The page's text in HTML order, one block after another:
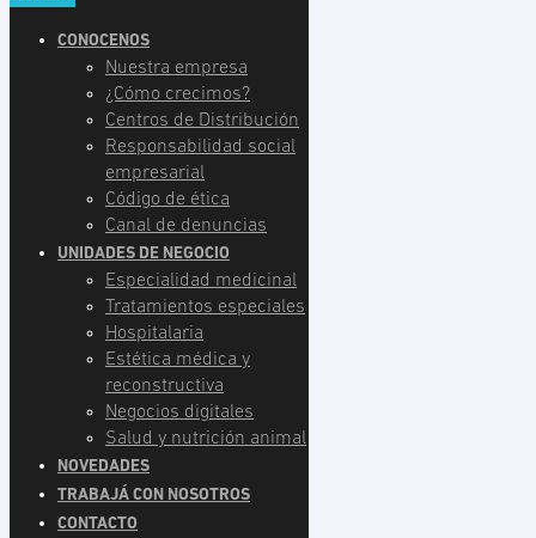
CONOCENOS
Nuestra empresa
¿Cómo crecimos?
Centros de Distribución
Responsabilidad social
empresarial
Código de ética
Canal de denuncias
UNIDADES DE NEGOCIO
Especialidad medicinal
Tratamientos especiales
Hospitalaria
Estética médica y
reconstructiva
Negocios digitales
Salud y nutrición animal
NOVEDADES
TRABAJÁ CON NOSOTROS
CONTACTO